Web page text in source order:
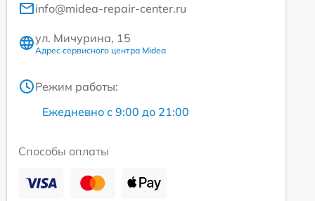
info@midea-repair-center.ru
ул. Мичурина, 15
Адрес сервисного центра Midea
Режим работы:
Ежедневно с 9:00 до 21:00
Способы оплаты